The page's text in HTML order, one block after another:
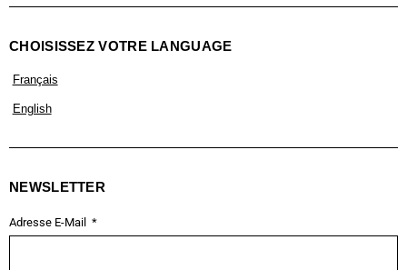
CHOISISSEZ VOTRE LANGUAGE
Français
English
NEWSLETTER
Adresse E-Mail